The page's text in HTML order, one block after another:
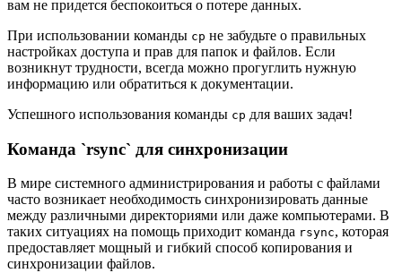
вам не придется беспокоиться о потере данных.
При использовании команды cp не забудьте о правильных
настройках доступа и прав для папок и файлов. Если
возникнут трудности, всегда можно прогуглить нужную
информацию или обратиться к документации.
Успешного использования команды cp для ваших задач!
Команда `rsync` для синхронизации
В мире системного администрирования и работы с файлами
часто возникает необходимость синхронизировать данные
между различными директориями или даже компьютерами. В
таких ситуациях на помощь приходит команда rsync, которая
предоставляет мощный и гибкий способ копирования и
синхронизации файлов.